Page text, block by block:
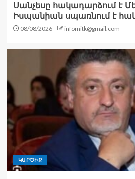
Սանչեսը հակադարձում է
Իսպանիան սպառնում է
08/08/2026 infomitk@gmail.com
ԿԱՐԾԻՔ